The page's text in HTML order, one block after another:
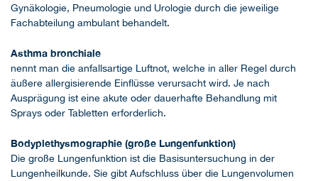
Gynäkologie, Pneumologie und Urologie durch die jeweilige
Fachabteilung ambulant behandelt.
Asthma bronchiale
nennt man die anfallsartige Luftnot, welche in aller Regel durch
äußere allergisierende Einflüsse verursacht wird. Je nach
Ausprägung ist eine akute oder dauerhafte Behandlung mit
Sprays oder Tabletten erforderlich.
Bodyplethysmographie (große Lungenfunktion)
Die große Lungenfunktion ist die Basisuntersuchung in der
Lungenheilkunde. Sie gibt Aufschluss über die Lungenvolumen